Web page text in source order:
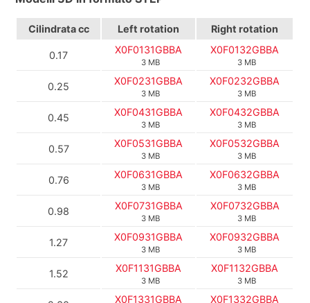
Cilindratacc Left rotation Right rotation
0.17 X0F0131GBBA
3 MB
X0F0132GBBA
3 MB
0.25 X0F0231GBBA
3 MB
X0F0232GBBA
3 MB
0.45 X0F0431GBBA
3 MB
X0F0432GBBA
3 MB
0.57 X0F0531GBBA
3 MB
X0F0532GBBA
3 MB
0.76 X0F0631GBBA
3 MB
X0F0632GBBA
3 MB
0.98 X0F0731GBBA
3 MB
X0F0732GBBA
3 MB
1.27 X0F0931GBBA
3 MB
X0F0932GBBA
3 MB
1.52 X0F1131GBBA
3 MB
X0F1132GBBA
3 MB
X0F1331GBBA X0F1332GBBA